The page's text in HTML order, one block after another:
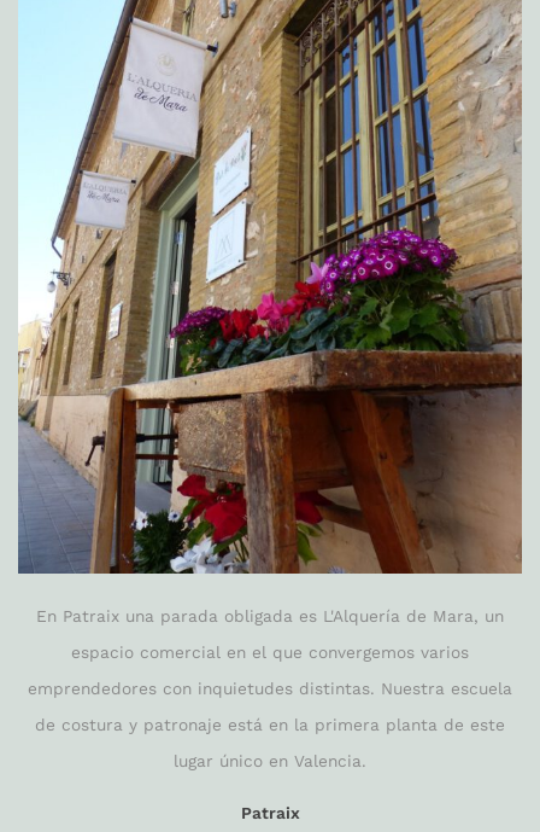
En Patraix una parada obligada es L'Alquería de Mara, un
espacio comercial en el que convergemos varios
emprendedores con inquietudes distintas. Nuestra escuela
de costura y patronaje está en la primera planta de este
lugar único en Valencia.
Patraix